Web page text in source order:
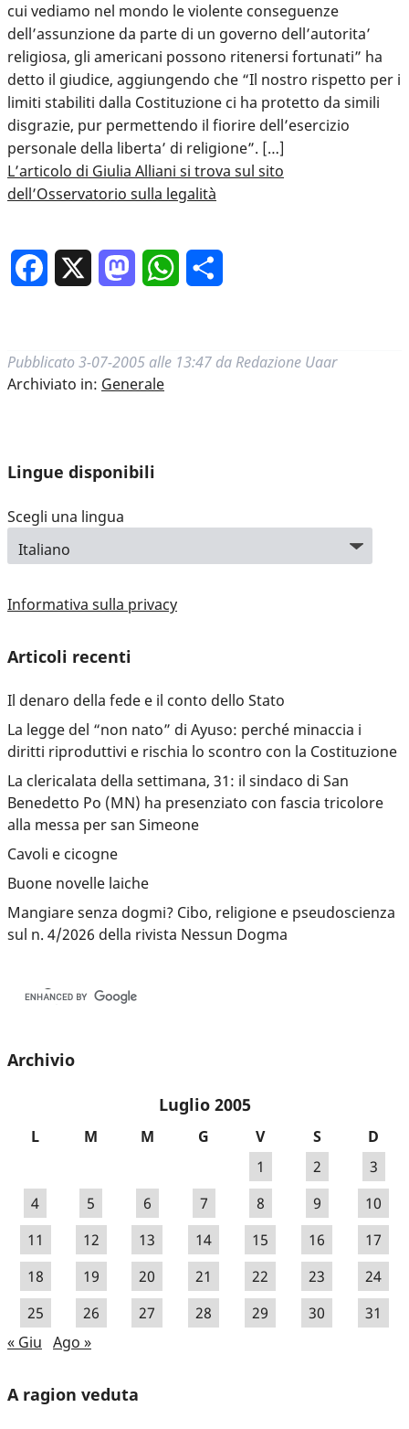
cui vediamo nel mondo le violente conseguenze
dell’assunzione da parte di un governo dell’autorita’
religiosa, gli americani possono ritenersi fortunati” ha
detto il giudice, aggiungendo che “Il nostro rispetto per i
limiti stabiliti dalla Costituzione ci ha protetto da simili
disgrazie, pur permettendo il fiorire dell’esercizio
personale della liberta’ di religione”. […]
L’articolo di Giulia Alliani si trova sul sito
dell’Osservatorio sulla legalità
Facebook MastodonWhatsApp
Pubblicato 3-07-2005 alle 13:47 da Redazione Uaar
Archiviato in: Generale
Lingue disponibili
Scegli una lingua
Informativa sulla privacy
Articoli recenti
Il denaro della fede e il conto dello Stato
La legge del “non nato” di Ayuso: perché minaccia i
diritti riproduttivi e rischia lo scontro con la Costituzione
La clericalata della settimana, 31: il sindaco di San
Benedetto Po (MN) ha presenziato con fascia tricolore
alla messa per san Simeone
Cavoli e cicogne
Buone novelle laiche
Mangiare senza dogmi? Cibo, religione e pseudoscienza
sul n. 4/2026 della rivista Nessun Dogma
Archivio
Luglio 2005
L M M G V S
D
1
2
3
4
5 6 7 8 9
10
11
12 13 14 15 16
17
18
19 20 21 22 23
24
25
26 27 28 29 30
31
« Giu Ago »
A ragion veduta